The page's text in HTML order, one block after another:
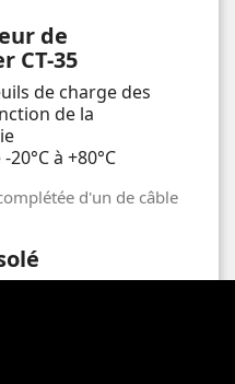
de
CT-35
de charge des
de la
à +80°C
d'un de câble